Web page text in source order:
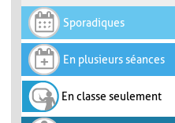
Sporadiques
En plusieurs séances
En classe seulement